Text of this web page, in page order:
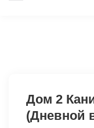
Дом 2
(Дневной